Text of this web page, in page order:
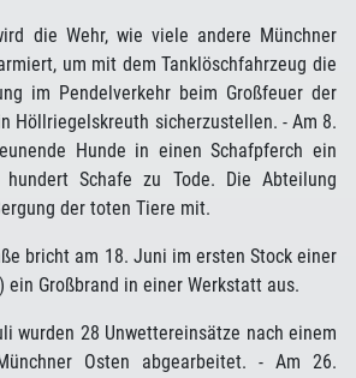
die Wehr, wie viele andere Münchner
um mit dem Tanklöschfahrzeug die
im Pendelverkehr beim Großfeuer der
Höllriegelskreuth sicherzustellen. - Am 8.
Hunde in einen Schafpferch ein
Schafe zu Tode. Die Abteilung
der toten Tiere mit.
bricht am 18. Juni im ersten Stock einer
ein Großbrand in einer Werkstatt aus.
wurden 28 Unwettereinsätze nach einem
Osten abgearbeitet. - Am 26.